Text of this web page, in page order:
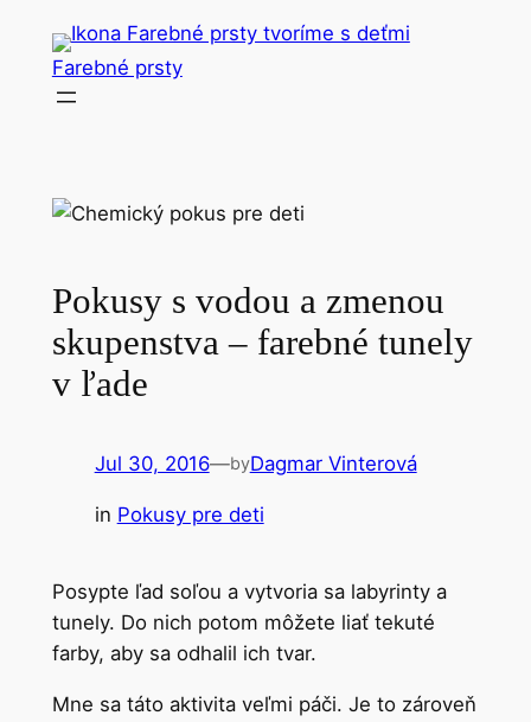
content
Farebné prsty
Pokusy s vodou a zmenou
skupenstva – farebné tunely
v ľade
Jul 30, 2016—byDagmar Vinterová
in Pokusy pre deti
Posypte ľad soľou a vytvoria sa labyrinty a
tunely. Do nich potom môžete liať tekuté
farby, aby sa odhalil ich tvar.
Mne sa táto aktivita veľmi páči. Je to zároveň